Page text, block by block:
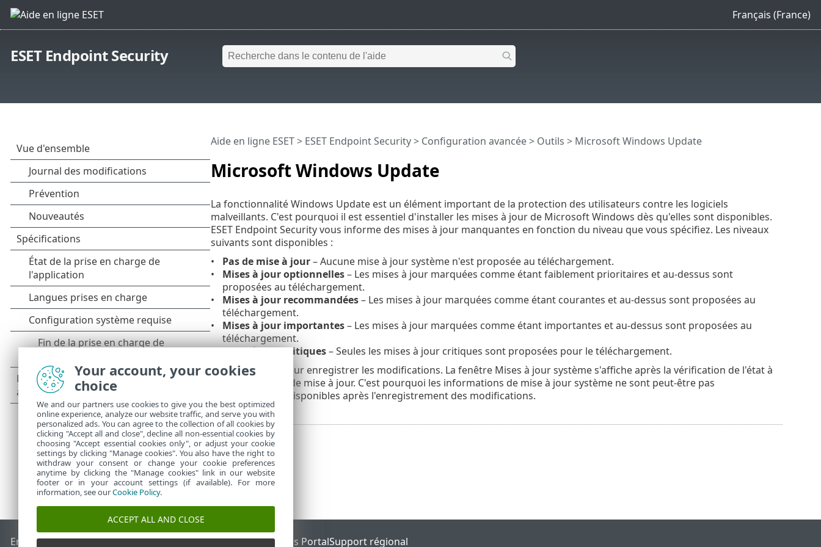
Français (France)
ESET Endpoint Security
Microsoft Windows Update
Aide en ligne ESET> ESET Endpoint Security> Configuration avancée> Outils > Microsoft Windows Update
La fonctionnalité Windows Update est un élément important de la protection des utilisateurs contre les logiciels
malveillants. C'est pourquoi il est essentiel d'installer les mises à jour de Microsoft Windows dès qu'elles sont disponibles.
ESET Endpoint Security vous informe des mises à jour manquantes en fonction du niveau que vous spécifiez. Les niveaux
suivants sont disponibles :
Pas de mise à jour– Aucune mise à jour système n'est proposée au téléchargement.
Mises à jour optionnelles– Les mises à jour marquées comme étant faiblement prioritaires et au-dessus sont
proposées au téléchargement.
Mises à jour recommandées– Les mises à jour marquées comme étant courantes et au-dessus sont proposées au
téléchargement.
Mises à jour importantes– Les mises à jour marquées comme étant importantes et au-dessus sont proposées au
téléchargement.
Mises à jour critiques– Seules les mises à jour critiques sont proposées pour le téléchargement.
Cliquez sur
pour enregistrer les modifications. La fenêtre Mises à jour système s'affiche après la vérification de l'état à
l'aide du serveur de mise à jour. C'est pourquoi les informations de mise à jour système ne sont peut-être pas
immédiatement disponibles après l'enregistrement des modifications.
End of LifeBase de connaissances ESETForum ESETESET Status PortalSupport régional
Your account, your cookies
choice
We and our partners use cookies to give you the best optimized
online experience, analyze our website traffic, and serve you with
personalized ads. You can agree to the collection of all cookies by
clicking "Accept all and close", decline all non-essential cookies by
choosing "Accept essential cookies only", or adjust your cookie
settings by clicking "Manage cookies". You also have the right to
withdraw your consent or change your cookie preferences
anytime by clicking the "Manage cookies" link in our website
footer or in your account settings (if available). For more
information, see ourCookie Policy.
ACCEPT ALL AND CLOSE